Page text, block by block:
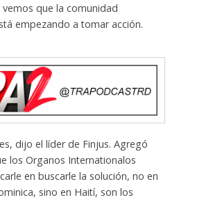
que la comunidad
empezando a tomar acción.
dijo el líder de Finjus. Agregó
los Organos Internationalos
en buscarle la solución, no en
sino en Haití, son los